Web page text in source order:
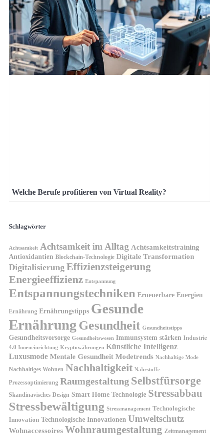
Welche Berufe profitieren von Virtual Reality?
Schlagwörter
Achtsamkeit Achtsamkeit im Alltag Achtsamkeitstraining
Antioxidantien Blockchain-Technologie Digitale Transformation
Digitalisierung Effizienzsteigerung
Energieeffizienz Entspannung
Entspannungstechniken Erneuerbare Energien
Ernährung Ernährungstipps Gesunde
Ernährung Gesundheit Gesundheitstipps
Gesundheitsvorsorge Gesundheitswesen Immunsystem stärken Industrie
4.0 Inneneinrichtung Kryptowährungen Künstliche Intelligenz
Luxusmode Mentale Gesundheit Modetrends Nachhaltige Mode
Nachhaltiges Wohnen Nachhaltigkeit Nährstoffe
Prozessoptimierung Raumgestaltung Selbstfürsorge
Skandinavisches Design Smart Home Technologie Stressabbau
Stressbewältigung Stressmanagement Technologische
Innovation Technologische Innovationen Umweltschutz
Wohnaccessoires Wohnraumgestaltung Zeitmanagement